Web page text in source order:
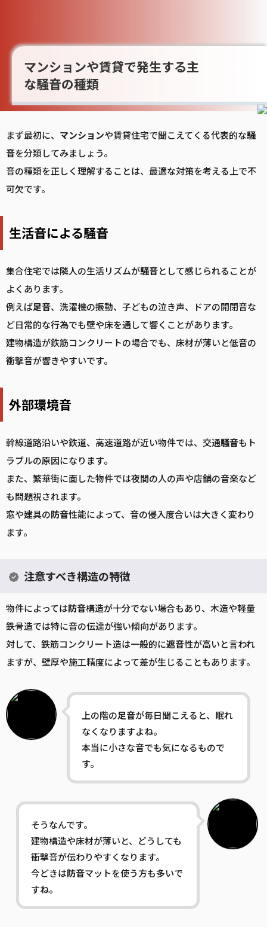
マンションや賃貸で発生する主
な騒音の種類
まず最初に、 マンションや賃貸住宅で聞こえてくる代表的な騒
音を分類してみましょう。
音の種類を正しく理解することは、最適な対策を考える上で不
可欠です。
生活音による騒音
集合住宅では隣人の生活リズムが騒音として感じられることが
よくあります。
例えば足音、洗濯機の振動、子どもの泣き声、ドアの開閉音な
ど日常的な行為でも壁や床を通して響くことがあります。
建物構造が鉄筋コンクリートの場合でも、床材が薄いと低音の
衝撃音が響きやすいです。
外部環境音
幹線道路沿いや鉄道、高速道路が近い物件では、交通騒音もト
ラブルの原因になります。
また、繁華街に面した物件では夜間の人の声や店舗の音楽など
も問題視されます。
窓や建具の防音性能によって、音の侵入度合いは大きく変わり
ます。
注意すべき構造の特徴
物件によっては防音構造が十分でない場合もあり、木造や軽量
鉄骨造では特に音の伝達が強い傾向があります。
対して、鉄筋コンクリート造は一般的に遮音性が高いと言われ
ますが、壁厚や施工精度によって差が生じることもあります。
上の階の足音が毎日聞こえると、眠れ
なくなりますよね。
本当に小さな音でも気になるもので
す。
そうなんです。
建物構造や床材が薄いと、どうしても
衝撃音が伝わりやすくなります。
今どきは防音マットを使う方も多いで
すね。